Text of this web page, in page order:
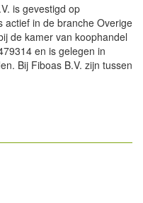
is gevestigd op
actief in de branche Overige
de kamer van koophandel
en is gelegen in
Bij Fiboas B.V. zijn tussen